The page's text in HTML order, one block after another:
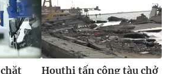
Houthi tấn công tàu chở